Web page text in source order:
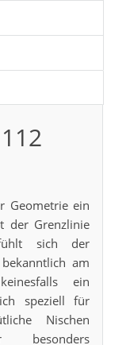
Geometrie ein
der Grenzlinie
sich der
bekanntlich am
ein
speziell für
Nischen
besonders